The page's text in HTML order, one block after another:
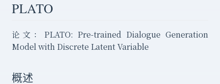
PLATO
论文：PLATO: Pre-trained Dialogue Generation
Model with Discrete Latent Variable
概述